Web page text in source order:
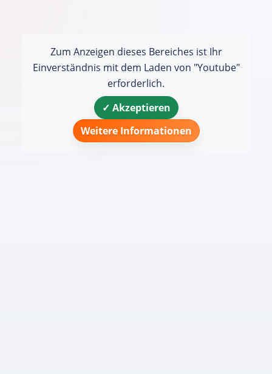
Zum Anzeigen dieses Bereiches ist Ihr
Einverständnis mit dem Laden von "Youtube"
erforderlich.
✓ Akzeptieren
Weitere Informationen